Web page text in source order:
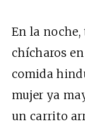
En la
chícharos
comida
mujer ya
un carrito